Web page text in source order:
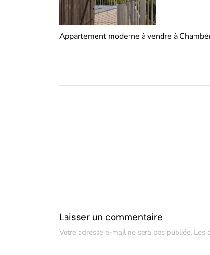
Appartement moderne à vendre à
Laisser un commentaire
Votre adresse e-mail ne sera pas publiée. Les